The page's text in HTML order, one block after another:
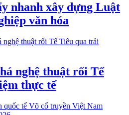
nhanh xây dựng Luật
văn hóa
nghệ thuật rối Tế
thực tế